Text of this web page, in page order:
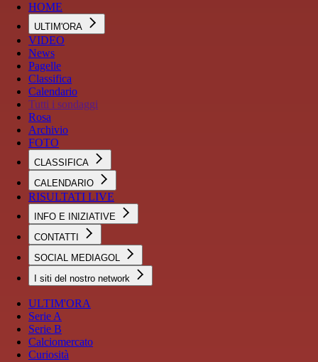
HOME
ULTIM'ORA
VIDEO
News
Pagelle
Classifica
Calendario
Tutti i sondaggi
Rosa
Archivio
FOTO
CLASSIFICA
CALENDARIO
RISULTATI LIVE
INFO E INIZIATIVE
CONTATTI
SOCIAL MEDIAGOL
I siti del nostro network
ULTIM'ORA
Serie A
Serie B
Calciomercato
Curiosità